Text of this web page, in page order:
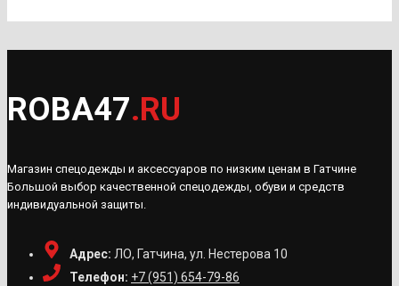
ROBA47.RU
Магазин спецодежды и аксессуаров по низким ценам в Гатчине
Большой выбор качественной спецодежды, обуви и средств
индивидуальной защиты.
Адрес: ЛО, Гатчина, ул. Нестерова 10
Телефон: +7 (951) 654-79-86